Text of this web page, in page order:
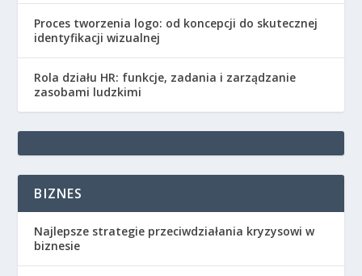
Proces tworzenia logo: od koncepcji do skutecznej
identyfikacji wizualnej
Rola działu HR: funkcje, zadania i zarządzanie
zasobami ludzkimi
BIZNES
Najlepsze strategie przeciwdziałania kryzysowi w
biznesie